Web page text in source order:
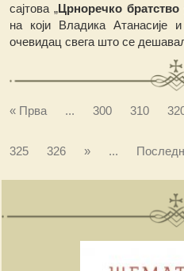
сајтова „Црноречко братство
на који Владика Атанасије
очевидац свега што се
« Прва ... 300 310
325
326 » ...